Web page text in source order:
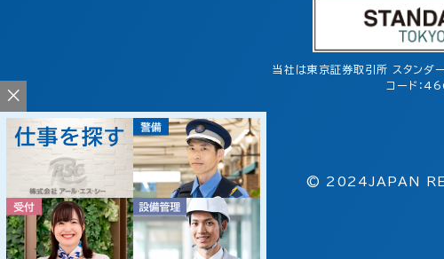
×
当社は東京証券取引所 スタンダ
コード：
© 2024JAPAN